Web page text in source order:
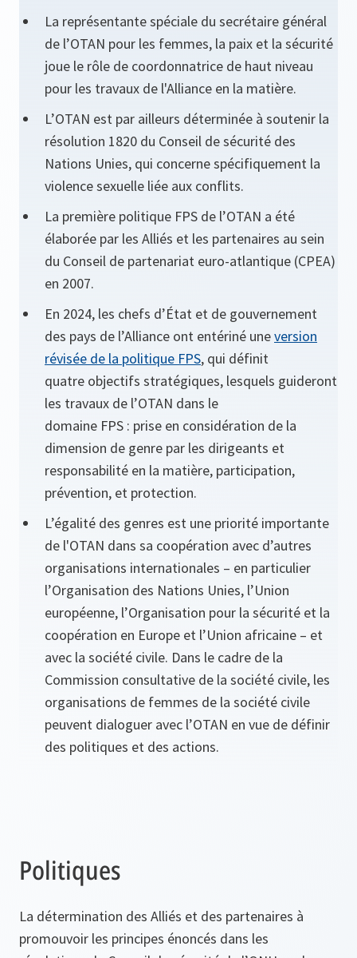
La représentante spéciale du secrétaire général
de l’OTAN pour les femmes, la paix et la sécurité
joue le rôle de coordonnatrice de haut niveau
pour les travaux de l'Alliance en la matière.
L’OTAN est par ailleurs déterminée à soutenir la
résolution 1820 du Conseil de sécurité des
Nations Unies, qui concerne spécifiquement la
violence sexuelle liée aux conflits.
La première politique FPS de l’OTAN a été
élaborée par les Alliés et les partenaires au sein
du Conseil de partenariat euro-atlantique (CPEA)
en 2007.
En 2024, les chefs d’État et de gouvernement
des pays de l’Alliance ont entériné uneversion
révisée de la politique FPS, qui définit
quatre objectifs stratégiques, lesquels guideront
les travaux de l’OTAN dans le
domaine FPS : prise en considération de la
dimension de genre par les dirigeants et
responsabilité en la matière, participation,
prévention, et protection.
L’égalité des genres est une priorité importante
de l'OTAN dans sa coopération avec d’autres
organisations internationales – en particulier
l’Organisation des Nations Unies, l’Union
européenne, l’Organisation pour la sécurité et la
coopération en Europe et l’Union africaine – et
avec la société civile. Dans le cadre de la
Commission consultative de la société civile, les
organisations de femmes de la société civile
peuvent dialoguer avec l’OTAN en vue de définir
des politiques et des actions.
Politiques
La détermination des Alliés et des partenaires à
promouvoir les principes énoncés dans les